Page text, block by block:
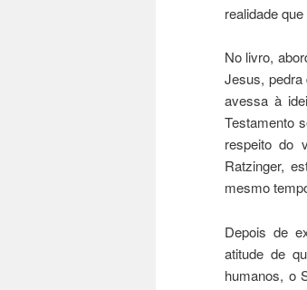
realidade
No livro,
Jesus, pedra
avessa à
Testamento
respeito do
Ratzinger,
mesmo
Depois de
atitude de
humanos, o